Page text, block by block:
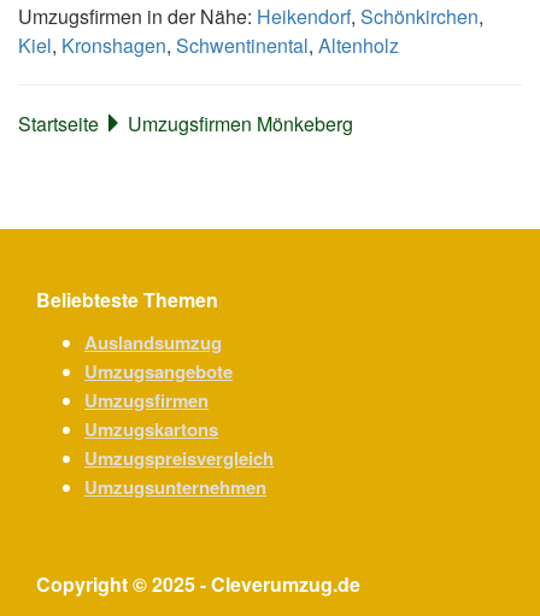
Umzugsfirmen in der Nähe: Heikendorf, Schönkirchen,
Kiel, Kronshagen, Schwentinental, Altenholz
Startseite Umzugsfirmen Mönkeberg
Beliebteste Themen
Auslandsumzug
Umzugsangebote
Umzugsfirmen
Umzugskartons
Umzugspreisvergleich
Umzugsunternehmen
Copyright © 2025 - Cleverumzug.de